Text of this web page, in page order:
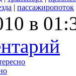
| пассажиропоток
в